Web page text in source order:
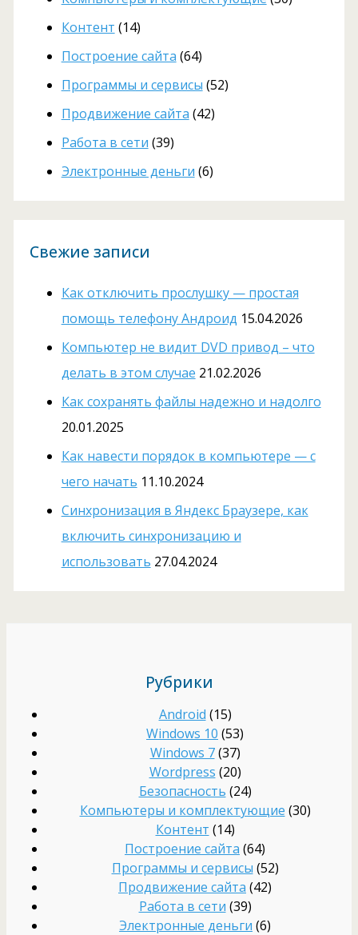
Контент (14)
Построение сайта (64)
Программы и сервисы (52)
Продвижение сайта (42)
Работа в сети (39)
Электронные деньги (6)
Свежие записи
Как отключить прослушку — простая
помощь телефону Андроид 15.04.2026
Компьютер не видит DVD привод – что
делать в этом случае 21.02.2026
Как сохранять файлы надежно и надолго
20.01.2025
Как навести порядок в компьютере — с
чего начать 11.10.2024
Cинхронизация в Яндекс Браузере, как
включить синхронизацию и
использовать 27.04.2024
Рубрики
Android (15)
Windows 10 (53)
Windows 7(37)
Wordpress (20)
Безопасность (24)
Компьютеры и комплектующие (30)
Контент (14)
Построение сайта (64)
Программы и сервисы (52)
Продвижение сайта (42)
Работа в сети (39)
Электронные деньги (6)